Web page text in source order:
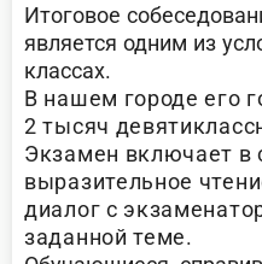
Итоговое
является одним из
классах.
В нашем городе его
2 тысяч
Экзамен включает в
выразительное
диалог с
заданной теме.